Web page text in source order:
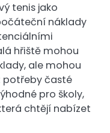
tenis jako
náklady
hřiště mohou
ale mohou
potřeby časté
pro školy,
chtějí nabízet